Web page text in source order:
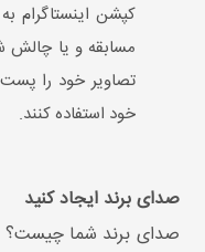
کپشن اینستاگرام
مسابقه و یا چالش
تصاویر خود را
خود استفاده کنند.
صدای برند ایجاد کنید
صدای برند شما